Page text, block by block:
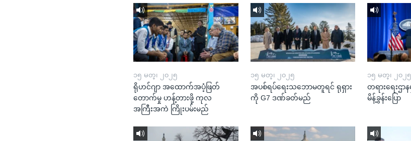
၁၅ မတ္၊ ၂၀၂၅
ရိုဟင်ဂျာ အထောက်အပံ့ဖြတ်
တောက်မှု ဟန့်တားဖို့ ကုလ
အကြီးအကဲ ကြိုးပမ်းမည်
၁၅ မတ္၊ ၂၀၂၅
အပစ်ရပ်ရေးသဘောမတူရင် ရုရှား
ကို G7 ဒဏ်ခတ်မည်
၁၅ မတ္၊ ၂၀၂၅
တရားရေးဌာ
မိန့်ခွန်းပြော